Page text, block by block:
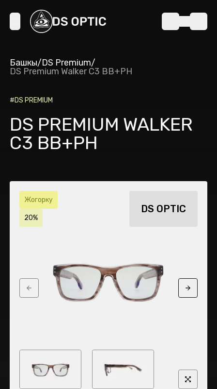
Башкы/DS Premium/
DS Premium Walker C3 BB+PH
#DS PREMIUM
DS PREMIUM WALKER
C3 BB+PH
Жогорку
20%
DS OPTIC
Previous slide Next